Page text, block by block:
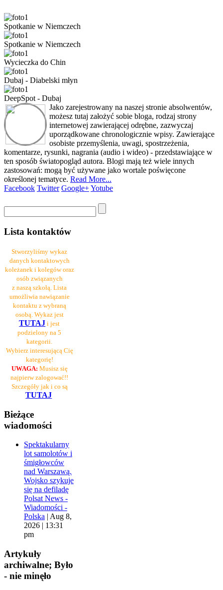
Spotkanie w Niemczech
Spotkanie w Niemczech
Wycieczka do Chin
Dubaj - Diabelski młyn
DeepSpot - Dubaj
Jako zarejestrowany na naszej stronie absolwentów,
możesz tutaj założyć sobie bloga, rodzaj strony
internetowej zawierającej odrębne, zazwyczaj
uporządkowane chronologicznie wpisy. Zawierające
osobiste przemyślenia, uwagi, spostrzeżenia,
komentarze, rysunki, nagrania (audio i wideo) - przedstawiające w
ten sposób światopogląd autora. Blogi mają też wiele innych
zastosowań: mogą być używane jako wortale poświęcone
określonej tematyce. Read More...
Facebook Twitter Google+Yotube
Lista kontaktów
Stworzyliśmy wykaz
danych kontaktowych
koleżanek i kolegów oraz
osób związanych
z naszą szkołą. Lista
umożliwia nawiązanie
kontaktu z wybraną
osobą. Wykaz jest
TUTAJ i jest
podzielony na 5
kategorii.
Wybierz interesującą Cię
kategorię!
UWAGA: Musisz się
najpierw zalogować!!
Szczegóły jak i co są
TUTAJ
Bieżące
wiadomości
Spektakularny
lot samolotów i
śmigłowców
nad Warszawą.
Wojsko szykuje
się na defiladę
Polsat News -
Wiadomości -
Polska | Aug 8,
2026 | 13:31
pm
Artykuły
archiwalne; Było
- nie minęło